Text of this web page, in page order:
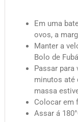
Em uma
ovos, a
Manter a
Bolo de Fubá
Passar para
minutos até
massa
Colocar em
Assar á